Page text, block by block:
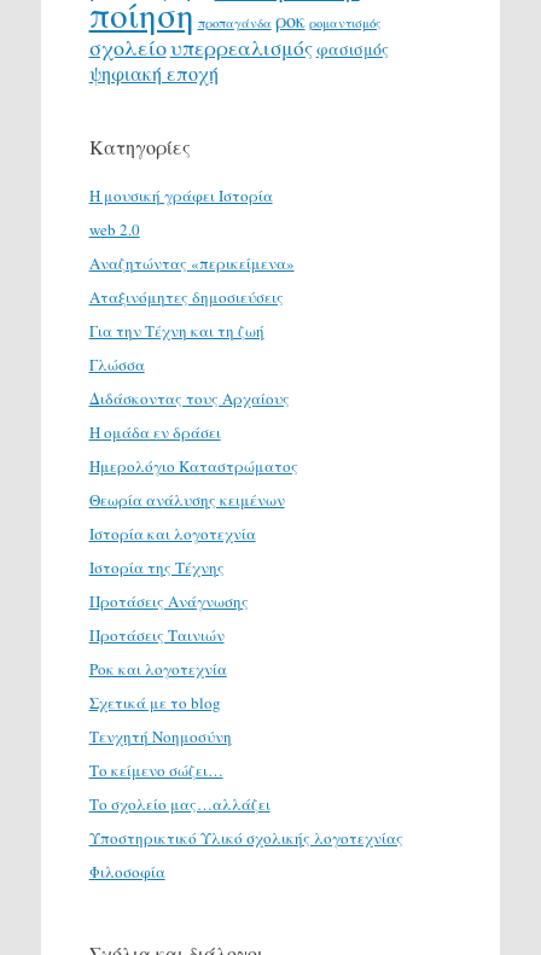
ποίηση προπαγάνδα ροκ ρομαντισμός
σχολείουπερρεαλισμόςφασισμός
ψηφιακή εποχή
Κατηγορίες
H μουσική γράφει Ιστορία
web 2.0
Αναζητώντας «περικείμενα»
Αταξινόμητες δημοσιεύσεις
Για την Τέχνη και τη ζωή
Γλώσσα
Διδάσκοντας τους Αρχαίους
Η ομάδα εν δράσει
Ημερολόγιο Καταστρώματος
Θεωρία ανάλυσης κειμένων
Ιστορία και λογοτεχνία
Ιστορία της Τέχνης
Προτάσεις Ανάγνωσης
Προτάσεις Ταινιών
Ροκ και λογοτεχνία
Σχετικά με το blog
Τενχητή Νοημοσύνη
Το κείμενο σώζει…
Το σχολείο μας…αλλάζει
Υποστηρικτικό Υλικό σχολικής λογοτεχνίας
Φιλοσοφία